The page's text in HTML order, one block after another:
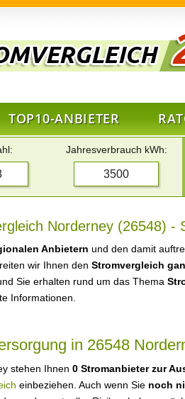
TOP10-ANBIETER
Jahresverbrauch kWh:
Norderney (26548) -
Anbietern und den damit
wir Ihnen den Stromvergleich
Sie erhalten rund um das Thema
Informationen.
in 26548
stehen Ihnen 0 Stromanbieter zur
einbeziehen. Auch wenn Sie noch